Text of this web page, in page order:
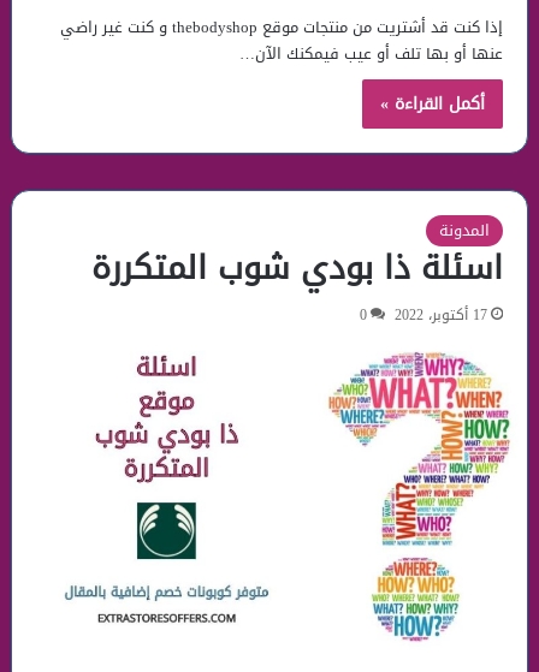
إذا كنت قد أشتريت من منتجات موقع thebodyshop و كنت غير راضي
عنها أو بها تلف أو عيب فيمكنك الآن…
أكمل القراءة »
المدونة
اسئلة ذا بودي شوب المتكررة
17 أكتوبر، 2022 0